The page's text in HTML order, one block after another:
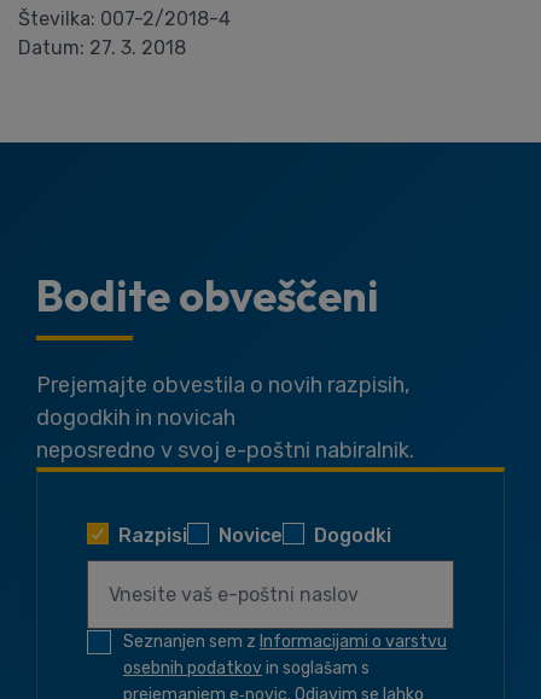
Številka: 007-2/2018-4
Datum: 27. 3. 2018
Bodite obveščeni
Prejemajte obvestila o novih razpisih,
dogodkih in novicah
neposredno v svoj e-poštni nabiralnik.
Razpisi Novice Dogodki
Seznanjen sem z Informacijami o varstvu
osebnih podatkovin soglašam s
prejemanjem e‑novic. Odjavim se lahko